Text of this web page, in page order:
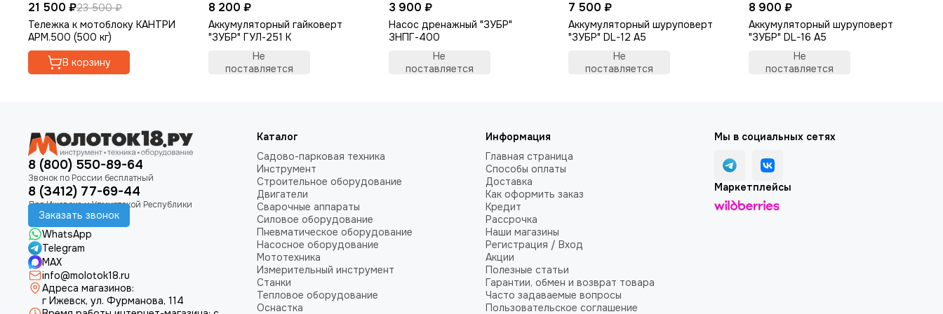
21 500 ₽23 500 ₽
Тележка к мотоблоку КАНТРИ
АРМ.500 (500 кг)
В корзину
8 200 ₽
Аккумуляторный гайковерт
"ЗУБР" ГУЛ-251 К
Не
поставляется
3 900 ₽
Насос дренажный "ЗУБР"
ЗНПГ-400
Не
поставляется
7 500 ₽
Аккумуляторный шуруповерт
"ЗУБР" DL-12 A5
Не
поставляется
8 900 ₽
Аккумуляторный шуруповерт
"ЗУБР" DL-16 A5
Не
поставляется
8 (800) 550-89-64
8 (3412) 77-69-44
Заказать звонок
WhatsApp
Telegram
MAX
info@molotok18.ru
Адреса магазинов:
г Ижевск, ул. Фурманова, 114
Каталог
Садово-парковая техника
Инструмент
Строительное оборудование
Двигатели
Сварочные аппараты
Силовое оборудование
Пневматическое оборудование
Насосное оборудование
Мототехника
Измерительный инструмент
Станки
Тепловое оборудование
Оснастка
Информация
Главная страница
Способы оплаты
Доставка
Как оформить заказ
Кредит
Рассрочка
Наши магазины
Регистрация / Вход
Акции
Полезные статьи
Гарантии, обмен и возврат товара
Часто задаваемые вопросы
Пользовательское соглашение
Мы в социальных сетях
Маркетплейсы